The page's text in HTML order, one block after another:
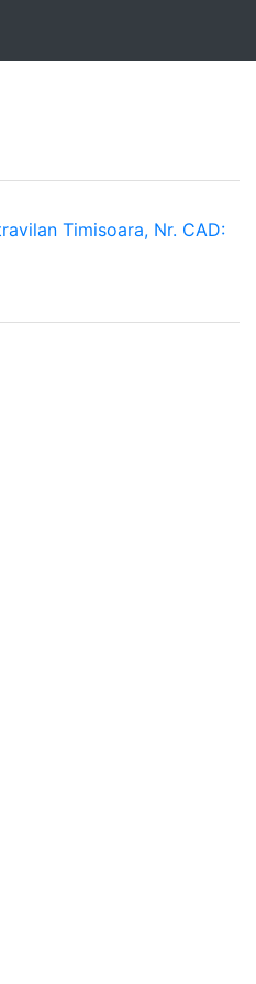
Timisoara, Nr. CAD: